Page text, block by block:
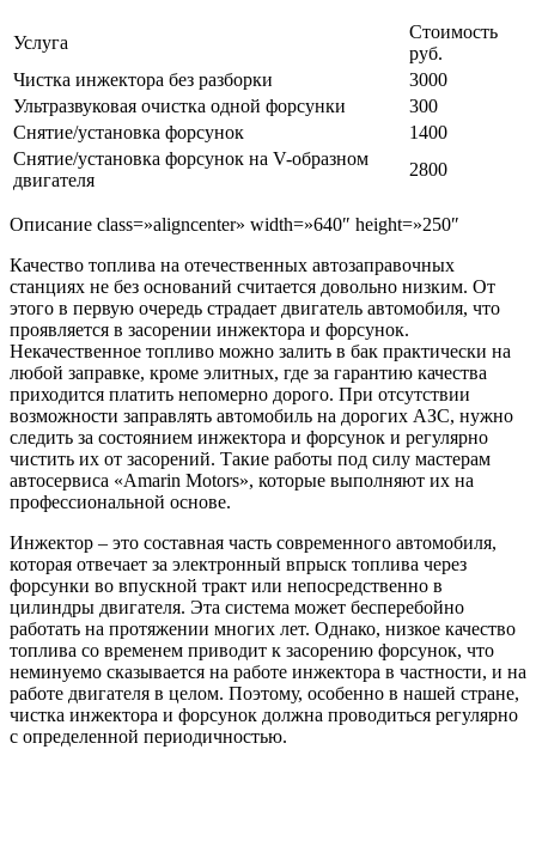
Услуга
Стоимость
руб.
Чистка инжектора без разборки
3000
Ультразвуковая очистка одной форсунки
300
Снятие/установка форсунок
1400
Снятие/установка форсунок на V-образном
двигателя
2800
Описание class=»aligncenter» width=»640″ height=»250″
Качество топлива на отечественных автозаправочных
станциях не без оснований считается довольно низким. От
этого в первую очередь страдает двигатель автомобиля, что
проявляется в засорении инжектора и форсунок.
Некачественное топливо можно залить в бак практически на
любой заправке, кроме элитных, где за гарантию качества
приходится платить непомерно дорого. При отсутствии
возможности заправлять автомобиль на дорогих АЗС, нужно
следить за состоянием инжектора и форсунок и регулярно
чистить их от засорений. Такие работы под силу мастерам
автосервиса «Amarin Motors», которые выполняют их на
профессиональной основе.
Инжектор – это составная часть современного автомобиля,
которая отвечает за электронный впрыск топлива через
форсунки во впускной тракт или непосредственно в
цилиндры двигателя. Эта система может бесперебойно
работать на протяжении многих лет. Однако, низкое качество
топлива со временем приводит к засорению форсунок, что
неминуемо сказывается на работе инжектора в частности, и на
работе двигателя в целом. Поэтому, особенно в нашей стране,
чистка инжектора и форсунок должна проводиться регулярно
с определенной периодичностью.